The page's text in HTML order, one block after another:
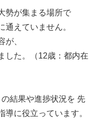
ドでの入力作業
勢が集まる場所で
えていません。
が、
した。（12歳：都内在
結果や進捗状況を 先
に役立っています。